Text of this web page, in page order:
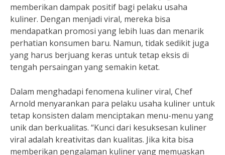
memberikan dampak positif bagi pelaku usaha
kuliner. Dengan menjadi viral, mereka bisa
mendapatkan promosi yang lebih luas dan menarik
perhatian konsumen baru. Namun, tidak sedikit juga
yang harus berjuang keras untuk tetap eksis di
tengah persaingan yang semakin ketat.
Dalam menghadapi fenomena kuliner viral, Chef
Arnold menyarankan para pelaku usaha kuliner untuk
tetap konsisten dalam menciptakan menu-menu yang
unik dan berkualitas. “Kunci dari kesuksesan kuliner
viral adalah kreativitas dan kualitas. Jika kita bisa
memberikan pengalaman kuliner yang memuaskan